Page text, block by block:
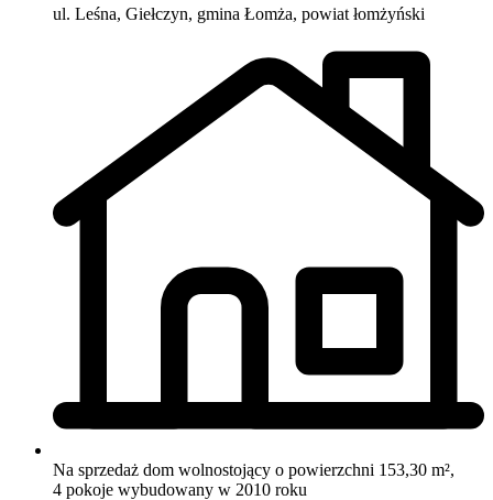
ul. Leśna, Giełczyn, gmina Łomża, powiat łomżyński
Na sprzedaż dom wolnostojący o powierzchni 153,30 m²,
4 pokoje wybudowany w 2010 roku